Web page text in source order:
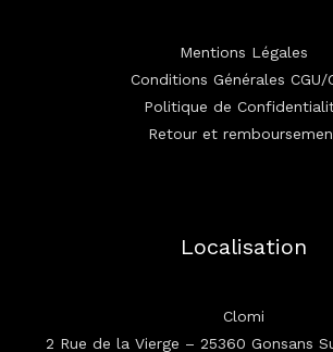
Mentions Légales
Conditions Générales CGU/
Politique de
Retour et
Localisation
Clomi
2 Rue de la Vierge – 25360 Gonsans